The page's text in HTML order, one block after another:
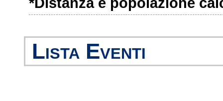
Lista Eventi